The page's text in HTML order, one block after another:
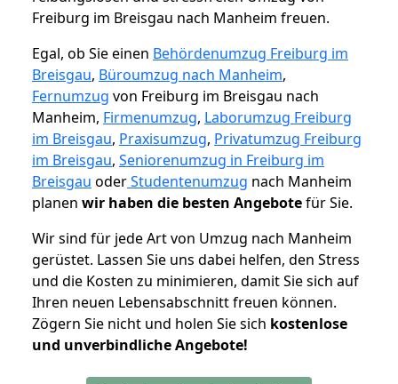
Freiburg im Breisgau nach Manheim freuen.
Egal, ob Sie einen Behördenumzug Freiburg im
Breisgau, Büroumzug nach Manheim,
Fernumzug von Freiburg im Breisgau nach
Manheim, Firmenumzug, Laborumzug Freiburg
im Breisgau, Praxisumzug, Privatumzug Freiburg
im Breisgau, Seniorenumzug in Freiburg im
Breisgau oderStudentenumzug nach Manheim
planen wir haben die besten Angebotefür Sie.
Wir sind für jede Art von Umzug nach Manheim
gerüstet. Lassen Sie uns dabei helfen, den Stress
und die Kosten zu minimieren, damit Sie sich auf
Ihren neuen Lebensabschnitt freuen können.
Zögern Sie nicht und holen Sie sich kostenlose
und unverbindliche Angebote!